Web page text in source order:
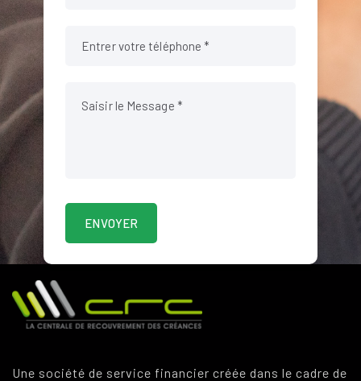
Une société de service financier créée dans le cadre de